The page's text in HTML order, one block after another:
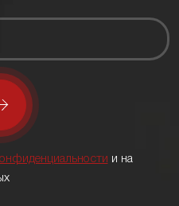
и на